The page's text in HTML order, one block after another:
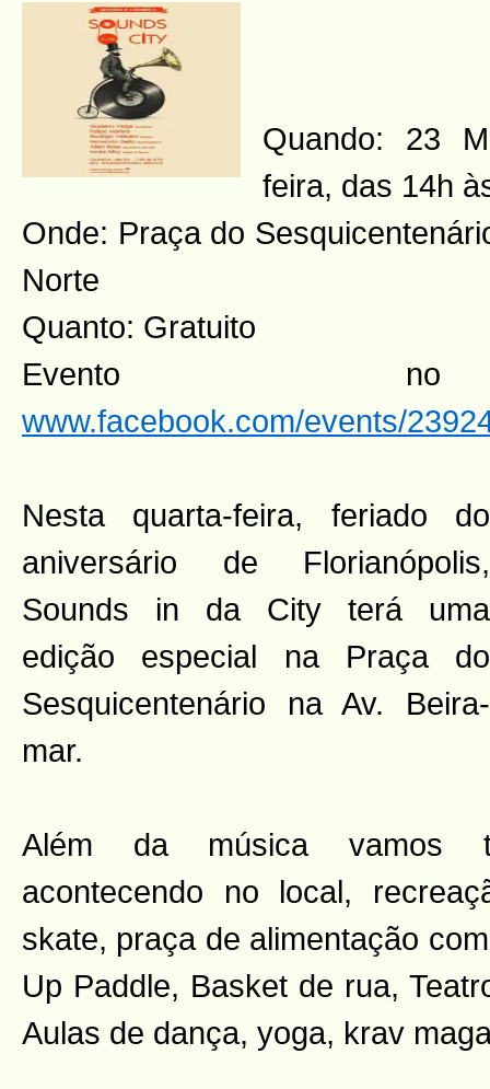
Quando: 23
feira, das 14h
Onde: Praça do
Norte
Quanto: Gratuito
Evento
www.facebook.com/events/
Nesta quarta-feira, feriado do
aniversário de Florianópolis,
Sounds in da City terá uma
edição especial na Praça do
Sesquicentenário na Av. Beira-
mar.
Além da música vamos
acontecendo no local,
skate, praça de alimentação
Up Paddle, Basket de rua,
Aulas de dança, yoga, krav